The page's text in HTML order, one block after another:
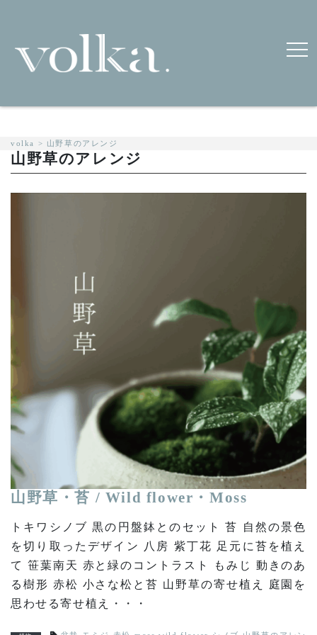
volka > 山野草のアレンジ
山野草のアレンジ
山野草・苔 / Wild flower・Moss
トキワシノブ 黒の円盤鉢とのセット 苔 自然の景色
を切り取ったデザイン 八房 紫丁花 足元に苔を植え
て 笹葉南天 赤と緑のコントラスト もみじ 動きのあ
る樹形 赤松 小さな松と苔 山野草の寄せ植え 庭園を
思わせる寄せ植え・・・